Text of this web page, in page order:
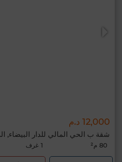
12,000 د.م
شقة ب الحي المالي للدار البيضاء,
80 م² 1 غرف